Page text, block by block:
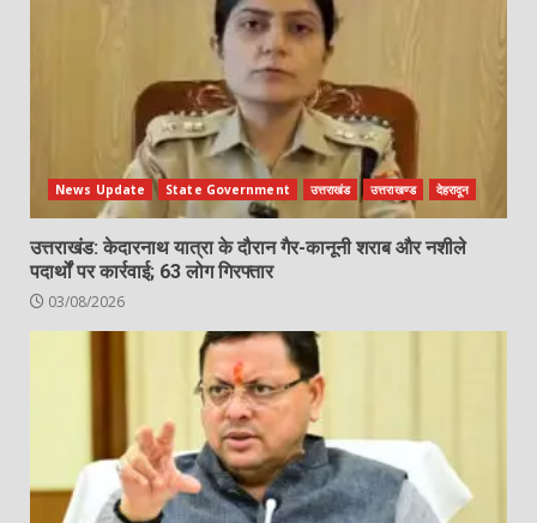
News Update State Government उत्तराखंड उत्तराखण्ड देहरादून
उत्तराखंड: केदारनाथ यात्रा के दौरान गैर-कानूनी शराब और नशीले
पदार्थों पर कार्रवाई; 63 लोग गिरफ्तार
03/08/2026